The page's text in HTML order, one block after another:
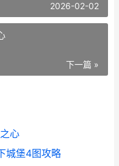
2026-02-02
下一篇 »
心
城堡4图攻略